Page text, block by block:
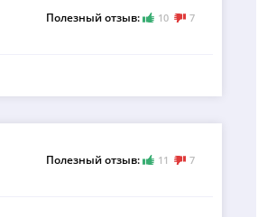
Полезный отзыв: 10 7
Полезный отзыв: 11 7